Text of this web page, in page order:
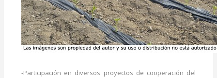
-Participación en diversos proyectos de cooperación del